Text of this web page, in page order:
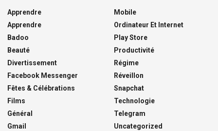
Apprendre
Apprendre
Badoo
Beauté
Divertissement
Facebook Messenger
Fêtes & Célébrations
Films
Général
Gmail
Mobile
Ordinateur Et Internet
Play Store
Productivité
Régime
Réveillon
Snapchat
Technologie
Telegram
Uncategorized